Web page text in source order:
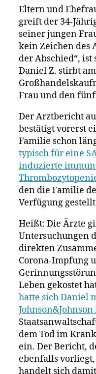
Eltern und
greift der 34-
seiner jungen
kein Zeichen des
der Abschied“, ist
Daniel Z. stirbt
Frau und den
Der Arztbericht
bestätigt vorerst
Familie schon
typisch für eine
induzierte
den die Familie
Verfügung
Heißt: Die Ärzte
Untersuchungen
direkten
Corona-Impfung
Leben gekostet
hatte sich Daniel
dem Tod im
ein. Der Bericht,
ebenfalls
handelt sich